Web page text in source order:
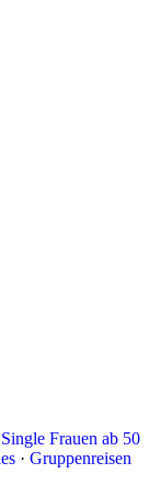
Single Frauen ab 50
· Gruppenreisen